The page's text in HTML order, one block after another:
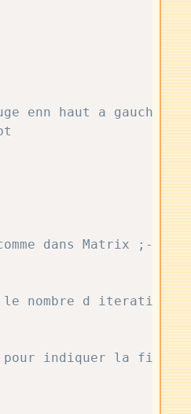
enn haut a gauche
dans Matrix ;-)
nombre d iterations
indiquer la fin du